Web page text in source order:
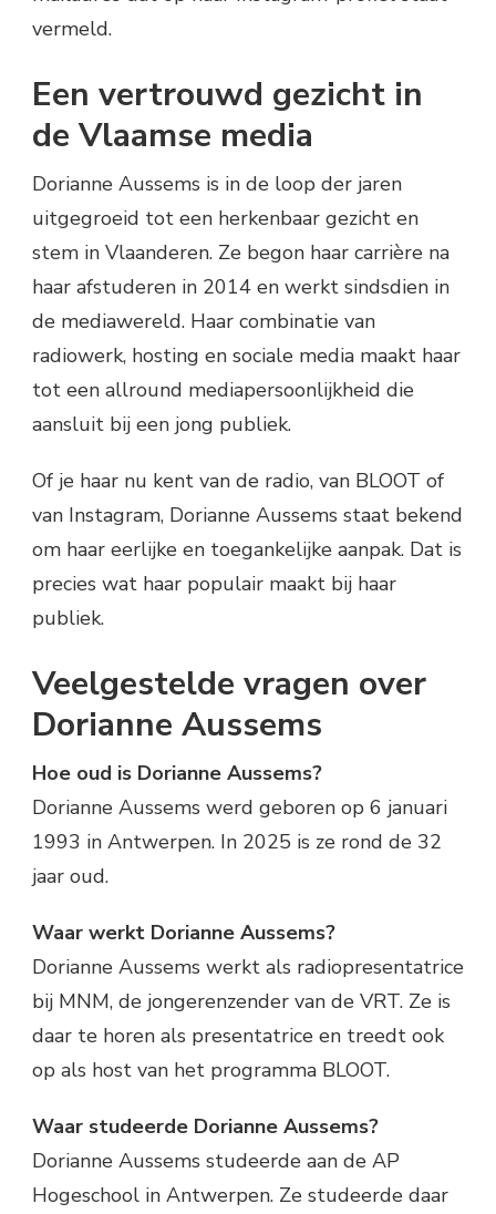
vermeld.
Een vertrouwd gezicht in
de Vlaamse media
Dorianne Aussems is in de loop der jaren
uitgegroeid tot een herkenbaar gezicht en
stem in Vlaanderen. Ze begon haar carrière na
haar afstuderen in 2014 en werkt sindsdien in
de mediawereld. Haar combinatie van
radiowerk, hosting en sociale media maakt haar
tot een allround mediapersoonlijkheid die
aansluit bij een jong publiek.
Of je haar nu kent van de radio, van BLOOT of
van Instagram, Dorianne Aussems staat bekend
om haar eerlijke en toegankelijke aanpak. Dat is
precies wat haar populair maakt bij haar
publiek.
Veelgestelde vragen over
Dorianne Aussems
Hoe oud is Dorianne Aussems?
Dorianne Aussems werd geboren op 6 januari
1993 in Antwerpen. In 2025 is ze rond de 32
jaar oud.
Waar werkt Dorianne Aussems?
Dorianne Aussems werkt als radiopresentatrice
bij MNM, de jongerenzender van de VRT. Ze is
daar te horen als presentatrice en treedt ook
op als host van het programma BLOOT.
Waar studeerde Dorianne Aussems?
Dorianne Aussems studeerde aan de AP
Hogeschool in Antwerpen. Ze studeerde daar